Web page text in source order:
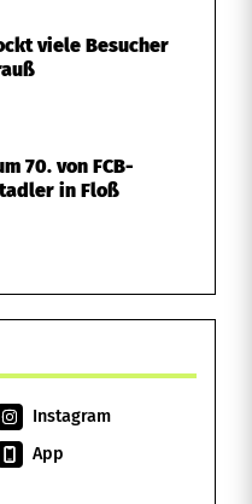
viele Besucher
70. von FCB-
in Floß
Instagram
App